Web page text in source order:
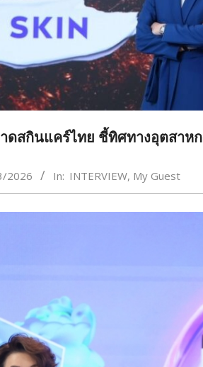
ดสกินแคร์ไทย ชี้ทิศทางอุตสา
2026 In: INTERVIEW, My​ Guest